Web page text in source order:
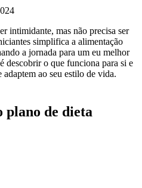
intimidante, mas não precisa ser
simplifica a alimentação
a jornada para um eu melhor
descobrir o que funciona para si e
adaptem ao seu estilo de vida.
plano de dieta